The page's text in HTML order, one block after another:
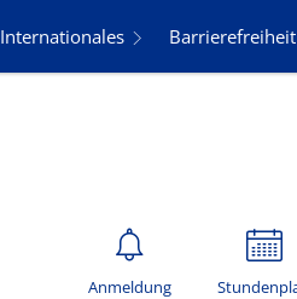
Internationales Barrierefreiheit
Anmeldung